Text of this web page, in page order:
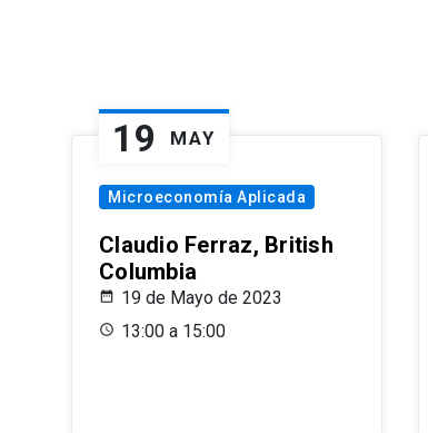
19 MAY
Microeconomía Aplicada
Claudio Ferraz, British
Columbia
19 de Mayo de 2023
13:00 a 15:00